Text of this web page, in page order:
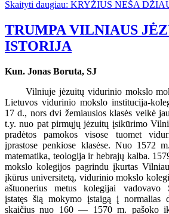
Skaityti daugiau: KRYŽIUS NEŠA
TRUMPA VILNIAUS
ISTORIJA
Kun. Jonas Boruta, SJ
Vilniuje jėzuitų vidurinio mokslo
Lietuvos vidurinio mokslo institucija-
17 d., nors dvi žemiausios klasės veikė
t.y. nuo pat pirmųjų jėzuitų įsikūrimo
pradėtos pamokos visose tuomet
įprastose penkiose klasėse. Nuo 1572
matematika, teologija ir hebrajų kalba.
mokslo kolegijos pagrindu įkurtas
įkūrus universitetą, vidurinio mokslo
aštuonerius metus kolegijai vadovavo
įstatęs šią mokymo įstaigą į normalias
skaičius nuo 160 — 1570 m. pašoko